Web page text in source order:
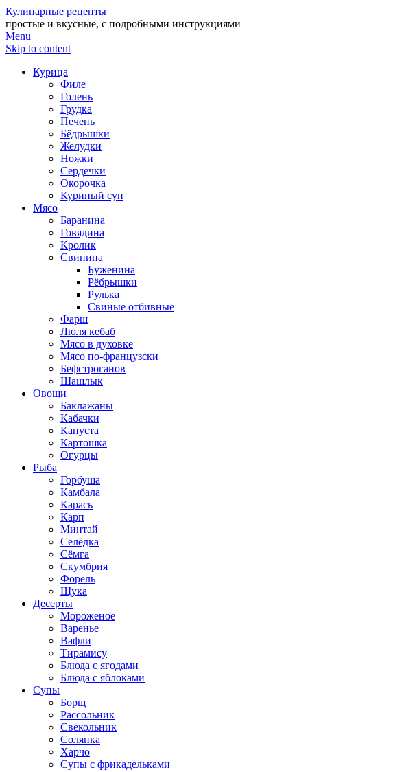
Кулинарные рецепты
простые и вкусные, с подробными инструкциями
Menu
Skip to content
Курица
Филе
Голень
Грудка
Печень
Бёдрышки
Желудки
Ножки
Сердечки
Окорочка
Куриный суп
Мясо
Баранина
Говядина
Кролик
Свинина
Буженина
Рёбрышки
Рулька
Свиные отбивные
Фарш
Люля кебаб
Мясо в духовке
Мясо по-французски
Бефстроганов
Шашлык
Овощи
Баклажаны
Кабачки
Капуста
Картошка
Огурцы
Рыба
Горбуша
Камбала
Карась
Карп
Минтай
Селёдка
Сёмга
Скумбрия
Форель
Щука
Десерты
Мороженое
Варенье
Вафли
Тирамису
Блюда с ягодами
Блюда с яблоками
Супы
Борщ
Рассольник
Свекольник
Солянка
Харчо
Супы с фрикадельками